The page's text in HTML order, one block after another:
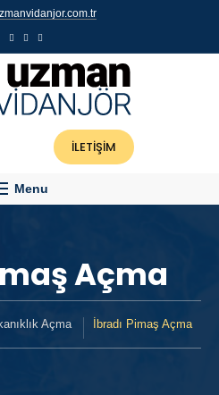
İLETİŞİM
Menu
Açma
Açma İbradı Pimaş Açma